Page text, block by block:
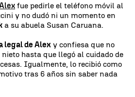
fue pedirle el teléfono móvil al
y no dudó ni un momento en
a su abuela Susan Caruana.
legal de Alex y confiesa que no
hasta que llegó al cuidado de
Igualmente, lo recibió como
tras 6 años sin saber nada